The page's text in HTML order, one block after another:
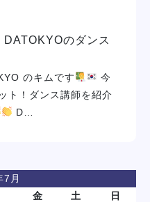
DATOKYOのダンス
のキムです
今
ト！ダンス講師を紹介
D…
7月
金 土 日